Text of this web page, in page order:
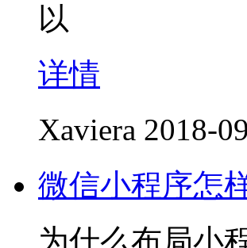
以
详情
Xaviera 2018-
微信小程序怎
为什么布局小